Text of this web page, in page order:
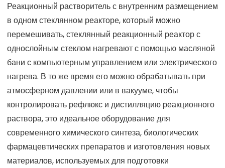
Реакционный растворитель с внутренним размещением
в одном стеклянном реакторе, который можно
перемешивать, стеклянный реакционный реактор с
однослойным стеклом нагревают с помощью масляной
бани с компьютерным управлением или электрического
нагрева. В то же время его можно обрабатывать при
атмосферном давлении или в вакууме, чтобы
контролировать рефлюкс и дистилляцию реакционного
раствора, это идеальное оборудование для
современного химического синтеза, биологических
фармацевтических препаратов и изготовления новых
материалов, используемых для подготовки